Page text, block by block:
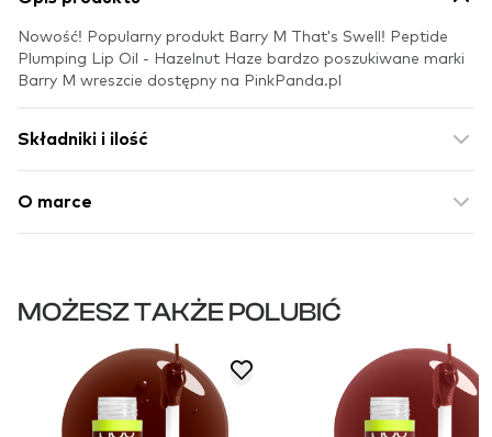
Nowość! Popularny produkt Barry M That's Swell! Peptide
Plumping Lip Oil - Hazelnut Haze bardzo poszukiwane marki
Barry M wreszcie dostępny na PinkPanda.pl
Składniki i ilość
O marce
MOŻESZ TAKŻE POLUBIĆ